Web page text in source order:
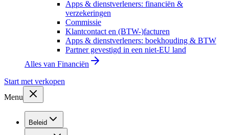
Apps & dienstverleners: financiën &
verzekeringen
Commissie
Klantcontact en (BTW-)facturen
Apps & dienstverleners: boekhouding & BTW
Partner gevestigd in een niet-EU land
Alles van Financiën
Start met verkopen
Menu
Beleid